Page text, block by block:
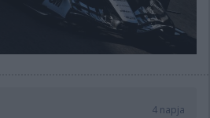
4 napja